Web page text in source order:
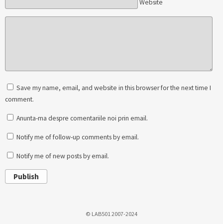
Website
Save my name, email, and website in this browser for the next time I
comment.
Anunta-ma despre comentariile noi prin email.
Notify me of follow-up comments by email.
Notify me of new posts by email.
Publish
© LAB501 2007-2024